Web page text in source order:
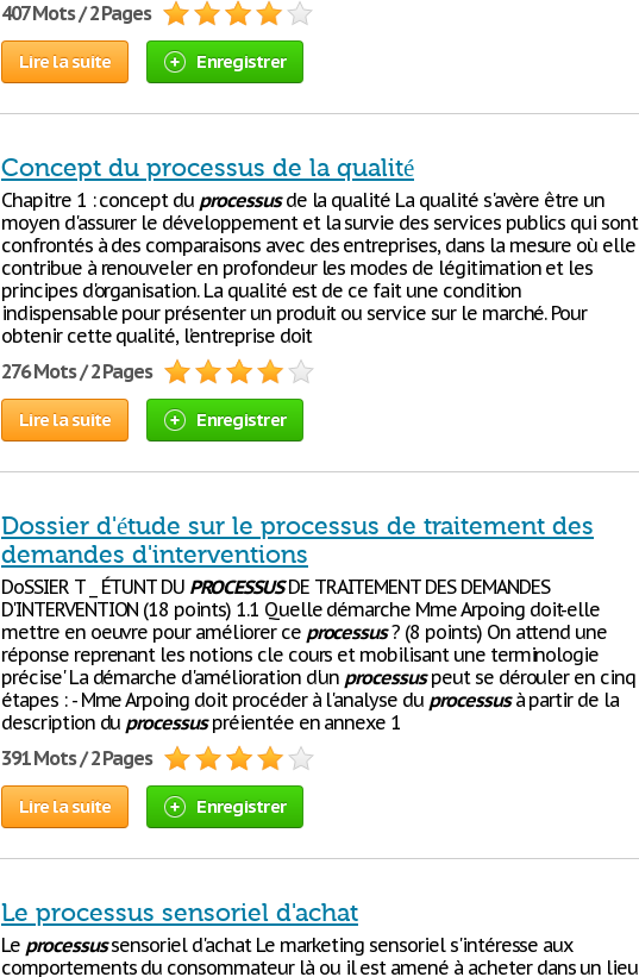
407 Mots / 2 Pages
Lire la suite Enregistrer
Concept du processus de la qualité
Chapitre 1 : concept du processusde la qualité La qualité s'avère être un
moyen d'assurer le développement et la survie des services publics qui sont
confrontés à des comparaisons avec des entreprises, dans la mesure où elle
contribue à renouveler en profondeur les modes de légitimation et les
principes d'organisation. La qualité est de ce fait une condition
indispensable pour présenter un produit ou service sur le marché. Pour
obtenir cette qualité, l’entreprise doit
276 Mots / 2 Pages
Lire la suite Enregistrer
Dossier d'étude sur le processus de traitement des
demandes d'interventions
DoSSIER T _ ÉTUNT DU PROCESSUSDE TRAITEMENT DES DEMANDES
D'INTERVENTION (18 points) 1.1 Quelle démarche Mme Arpoing doit-elle
mettre en oeuvre pour améliorer ce processus? (8 points) On attend une
réponse reprenant les notions cle cours et mobilisant une terminologie
précise' La démarche d'amélioration d'un processuspeut se dérouler en cinq
étapes : - Mme Arpoing doit procéder à l'analyse du processusà partir de la
description du processuspréientée en annexe 1
391 Mots / 2 Pages
Lire la suite Enregistrer
Le processus sensoriel d'achat
Le processussensoriel d'achat Le marketing sensoriel s'intéresse aux
comportements du consommateur là ou il est amené à acheter dans un lieu